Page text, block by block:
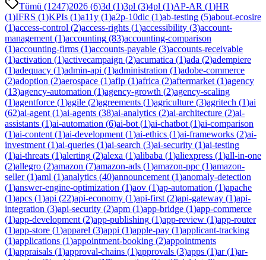
Tümü (1247)2026 (6)3d (1)3pl (3)4pl (1)AP-AR (1)HR
(1)IFRS (1)KPIs (1)a11y (1)a2p-10dlc (1)ab-testing (5)about-ecosire
(1)access-control (2)access-rights (1)accessibility (3)account-
management (1)accounting (83)accounting-comparison
(1)accounting-firms (1)accounts-payable (3)accounts-receivable
(1)activation (1)activecampaign (2)acumatica (1)ada (2)adempiere
(1)adequacy (1)admin-api (1)administration (1)adobe-commerce
(2)adoption (2)aerospace (1)afip (1)africa (2)aftermarket (1)agency
(13)agency-automation (1)agency-growth (2)agency-scaling
(1)agentforce (1)agile (2)agreements (1)agriculture (3)agritech (1)ai
(62)ai-agent (1)ai-agents (38)ai-analytics (2)ai-architecture (2)ai-
assistants (1)ai-automation (6)ai-bot (1)ai-chatbot (1)ai-comparison
(1)ai-content (1)ai-development (1)ai-ethics (1)ai-frameworks (2)ai-
investment (1)ai-queries (1)ai-search (3)ai-security (1)ai-testing
(1)ai-threats (1)alerting (2)alexa (1)alibaba (1)aliexpress (1)all-in-one
(2)allegro (2)amazon (7)amazon-ads (1)amazon-ppc (1)amazon-
seller(1)aml (1)analytics (40)announcement (1)anomaly-detection
(1)answer-engine-optimization (1)aov (1)ap-automation (1)apache
(1)apcs (1)api (22)api-economy (1)api-first (2)api-gateway (1)api-
integration (3)api-security (2)apm (1)app-bridge (1)app-commerce
(1)app-development (2)app-publishing (1)app-review (1)app-router
(1)app-store (1)apparel (3)appi (1)apple-pay (1)applicant-tracking
(1)applications (1)appointment-booking (2)appointments
(1)appraisals (1)approval-chains (1)approvals (3)apps (1)ar(1)ar-